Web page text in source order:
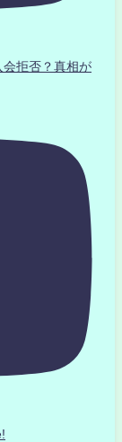
拒否？真相が